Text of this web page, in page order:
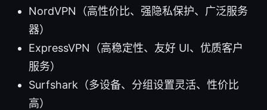
NordVPN（高性价比、强隐私保护、广泛服务
器）
ExpressVPN（高稳定性、友好 UI、优质客户
服务）
Surfshark（多设备、分组设置灵活、性价比
高）